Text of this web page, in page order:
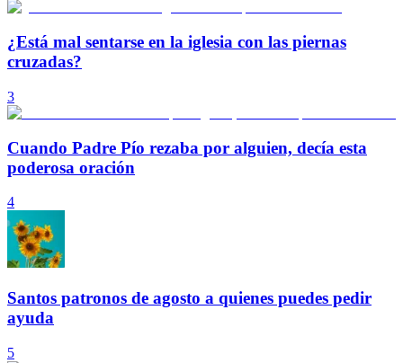
¿Está mal sentarse en la iglesia con las piernas
cruzadas?
3
Cuando Padre Pío rezaba por alguien, decía esta
poderosa oración
4
Santos patronos de agosto a quienes puedes pedir
ayuda
5